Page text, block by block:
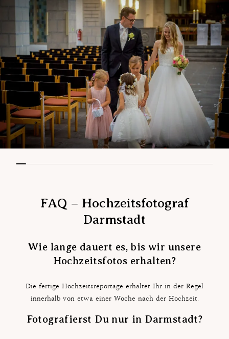
FAQ – Hochzeitsfotograf
Darmstadt
Wie lange dauert es, bis wir unsere
Hochzeitsfotos erhalten?
Die fertige Hochzeitsreportage erhaltet Ihr in der Regel
innerhalb von etwa einer Woche nach der Hochzeit.
Fotografierst Du nur in Darmstadt?